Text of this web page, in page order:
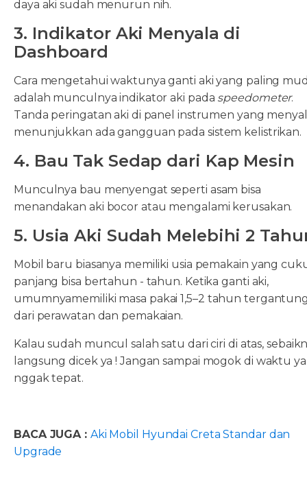
daya aki sudah menurun nih.
3. Indikator Aki Menyala di
Dashboard
Cara mengetahui waktunya ganti aki yang paling
adalah munculnya indikator aki pada speedometer.
Tanda peringatan aki di panel instrumen yang
menunjukkan ada gangguan pada sistem kelistrikan.
4. Bau Tak Sedap dari Kap Mesin
Munculnya bau menyengat seperti asam bisa
menandakan aki bocor atau mengalami kerusakan.
5. Usia Aki Sudah Melebihi 2
Mobil baru biasanya memiliki usia pemakain yang
panjang bisa bertahun - tahun. Ketika ganti aki,
umumnyamemiliki masa pakai 1,5–2 tahun
dari perawatan dan pemakaian.
Kalau sudah muncul salah satu dari ciri di atas,
langsung dicek ya ! Jangan sampai mogok di waktu
nggak tepat.
BACA JUGA : Aki Mobil Hyundai Creta Standar dan
Upgrade